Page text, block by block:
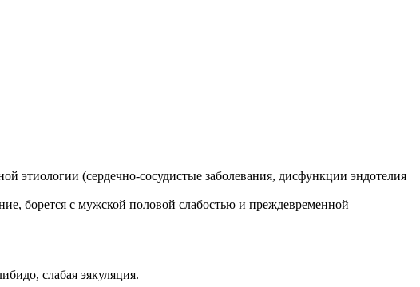
этиологии (сердечно-сосудистые заболевания, дисфункции эндотелия
борется с мужской половой слабостью и преждевременной
слабая эякуляция.